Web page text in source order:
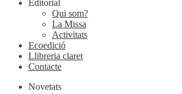
Editorial
Qui som?
La Missa
Activitats
Ecoedició
Llibreria claret
Contacte
Novetats